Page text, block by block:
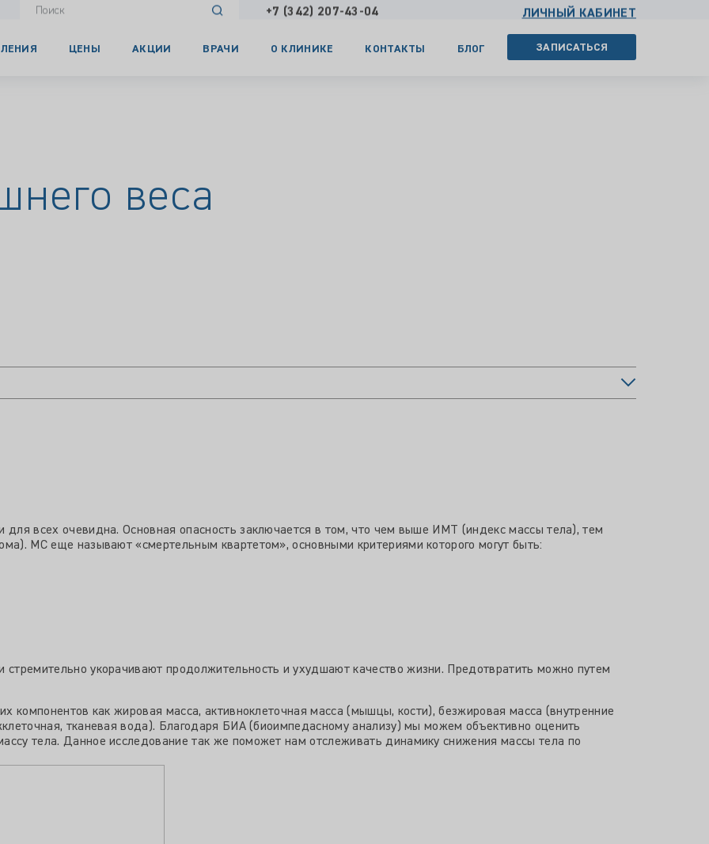
+7 (342) 207-43-04 ЛИЧНЫЙ КАБИНЕТ
ЦЕНЫ АКЦИИ ВРАЧИ О КЛИНИКЕ КОНТАКТЫ БЛОГ ЗАПИСАТЬСЯ
веса
для всех очевидна. Основная опасность заключается в том, что чем выше ИМТ (индекс массы тела), тем
МС еще называют «смертельным квартетом», основными критериями которого могут быть:
стремительно укорачивают продолжительность и ухудшают качество жизни. Предотвратить можно путем
компонентов как жировая масса, активноклеточная масса (мышцы, кости), безжировая масса (внутренние
тканевая вода). Благодаря БИА (биоимпедасному анализу) мы можем объективно оценить
тела. Данное исследование так же поможет нам отслеживать динамику снижения массы тела по